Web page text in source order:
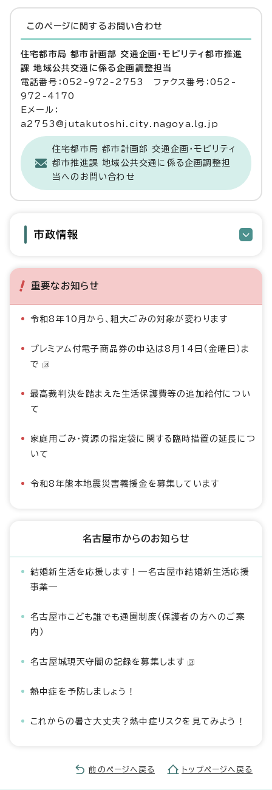
このページに関する お問い合わせ
住宅都市局 都市計画部 交通企画・モビリティ都市推進
課 地域公共交通に係る企画調整担当
電話番号：052-972-2753 ファクス番号：052-
972-4170
Eメール：
a2753@jutakutoshi.city.nagoya.lg.jp
住宅都市局 都市計画部 交通企画・モビリティ
都市推進課 地域公共交通に係る企画調整担
当へのお問い合わせ
市政情報
重要なお知らせ
令和8年10月から、粗大ごみの対象が変わります
プレミアム付電子商品券の申込は8月14日（金曜日）ま
で
最高裁判決を踏まえた生活保護費等の追加給付につい
て
家庭用ごみ・資源の指定袋に関する臨時措置の延長につ
いて
令和8年熊本地震災害義援金を募集しています
名古屋市からのお知らせ
結婚新生活を応援します！―名古屋市結婚新生活応援
事業―
名古屋市こども誰でも通園制度（保護者の方へのご案
内）
名古屋城現天守閣の記録を募集します
熱中症を予防しましょう！
これからの暑さ大丈夫？熱中症リスクを見てみよう！
前のページへ戻る トップページへ戻る